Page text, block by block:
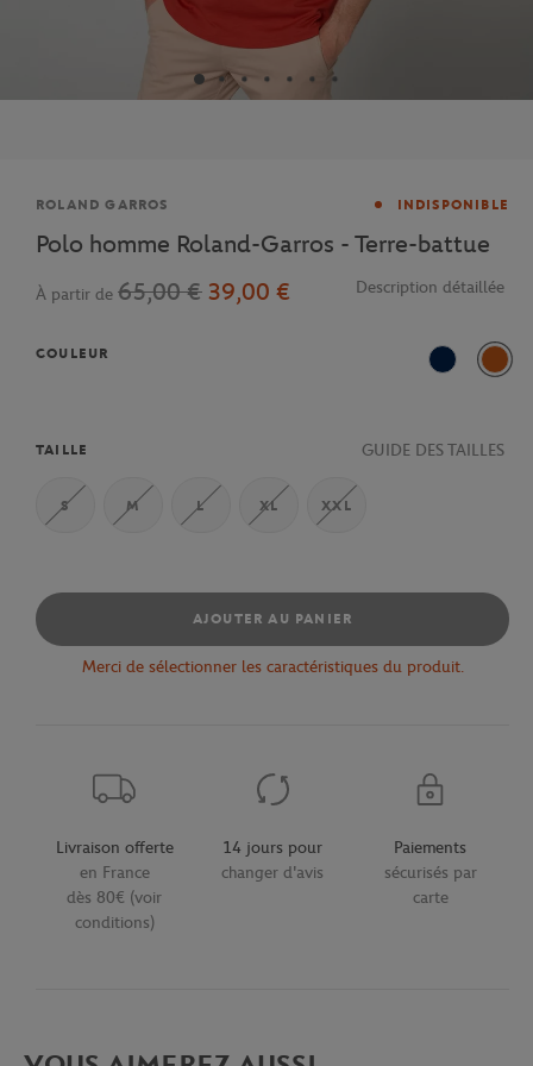
Marque
ROLAND GARROS INDISPONIBLE
Polo homme Roland-Garros - Terre-battue
À partir de 65,00 € 39,00 € Description détaillée
COULEUR
Marine
TAILLE GUIDE DES TAILLES
S M L XL XXL
AJOUTER AU PANIER
Merci de sélectionner les caractéristiques du produit.
Livraison offerte
en France
dès 80€ (voir
conditions)
14 jours pour
changer d'avis
Paiements
sécurisés par
carte